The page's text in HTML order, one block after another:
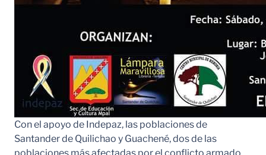
Con el apoyo de Indepaz, las poblaciones de
Santander de Quilichao y Guachené, dos de las